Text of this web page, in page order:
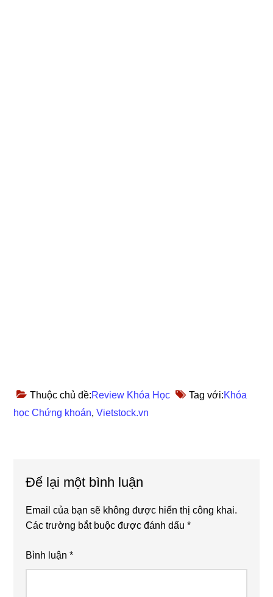
Thuộc chủ đề:Review Khóa Học Tag với:Khóa
học Chứng khoán,Vietstock.vn
Interactions
Để lại một bình luận
Email của bạn sẽ không được hiển thị công khai.
Các trường bắt buộc được đánh dấu*
Bình luận*